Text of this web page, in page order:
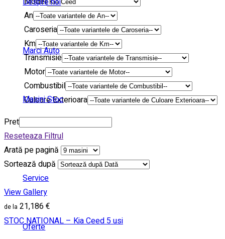
Marci Auto
Masini Stoc
Service
Oferte
An
Caroseria
Km
Transmisie
Motor
Combustibil
Culoare Exterioara
Pret
Reseteaza Filtrul
Arată pe pagină
Sortează după
View Gallery
21,186 €
STOC NATIONAL – Kia Ceed 5 usi